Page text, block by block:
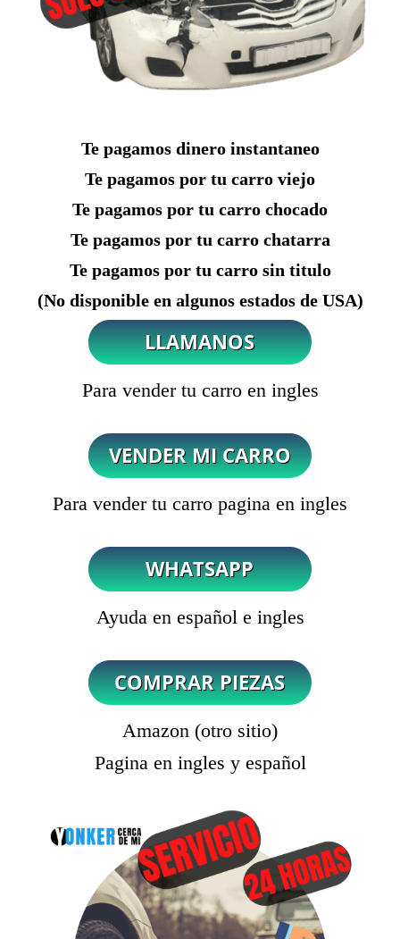
Te pagamos dinero instantaneo
Te pagamos por tu carro viejo
Te pagamos por tu carro chocado
Te pagamos por tu carro chatarra
Te pagamos por tu carro sin titulo
(No disponible en algunos estados de USA)
Para vender tu carro en ingles
Para vender tu carro pagina en ingles
Ayuda en español e ingles
Amazon (otro sitio)
Pagina en ingles y español